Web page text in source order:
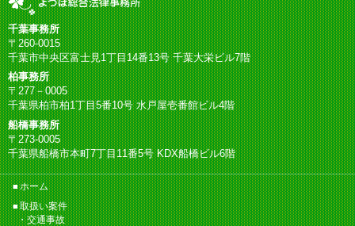
千葉事務所
〒260-0015
千葉市中央区富士見1丁目14番13号 千葉大栄ビル7階
柏事務所
〒277－0005
千葉県柏市柏1丁目5番10号 水戸屋壱番館ビル4階
船橋事務所
〒273-0005
千葉県船橋市本町7丁目11番5号 KDX船橋ビル6階
ホーム
取扱い案件
交通事故